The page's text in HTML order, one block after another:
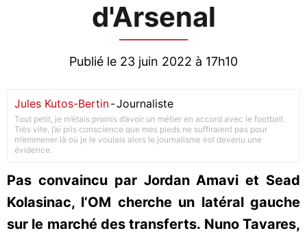
d'Arsenal
Publié le 23 juin 2022 à 17h10
Jules Kutos-Bertin-Journaliste
Tout petit, je m’étais promis d’avoir un métier en accord avec le football.
Très vite, j’ai pris conscience que mes pieds ne suffiraient pas pour
m’emmener là où je le voulais alors le journalisme est devenu une
évidence.
Pas convaincu par Jordan Amavi et Sead
Kolasinac, l’OM cherche un latéral gauche
sur le marché des transferts. Nuno Tavares,